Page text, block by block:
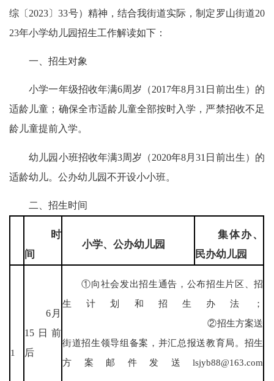
综〔2023〕33号）精神，结合我街道实际，制定罗山街道20
23年小学幼儿园招生工作解读如下：
一、招生对象
小学一年级招收年满6周岁（2017年8月31日前出生）的
适龄儿童；确保全市适龄儿童全部按时入学，严禁招收不足
龄儿童提前入学。
幼儿园小班招收年满3周岁（2020年8月31日前出生）的
适龄幼儿。公办幼儿园不开设小小班。
二、招生时间
时
间
小学、公办幼儿园
集体办、
民办幼儿园
1
6月
15 日前
后
①向社会发出招生通告，公布招生片区、招
生计划和招生办法；
②招生方案送
街道招生领导组备案，并汇总报送教育局。招生
方案邮件发送lsjyb88@163.com